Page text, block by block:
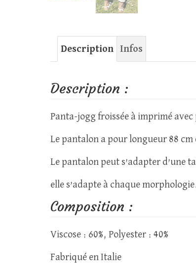
Description Infos
Description :
Panta-jogg froissée à imprimé avec
Le pantalon a pour longueur 88 cm
Le pantalon peut s’adapter d’une
elle s’adapte à chaque
Composition :
Viscose : 60%, Polyester : 40%
Fabriqué en Italie